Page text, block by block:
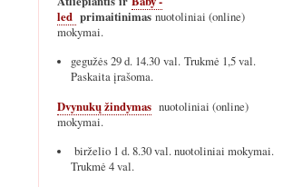
led primaitinimas nuotoliniai (online)
mokymai.
gegužės 29 d. 14.30 val. Trukmė 1,5 val.
Paskaita įrašoma.
Dvynukų žindymas nuotoliniai (online)
mokymai.
birželio 1 d. 8.30 val. nuotoliniai mokymai.
Trukmė 4 val.